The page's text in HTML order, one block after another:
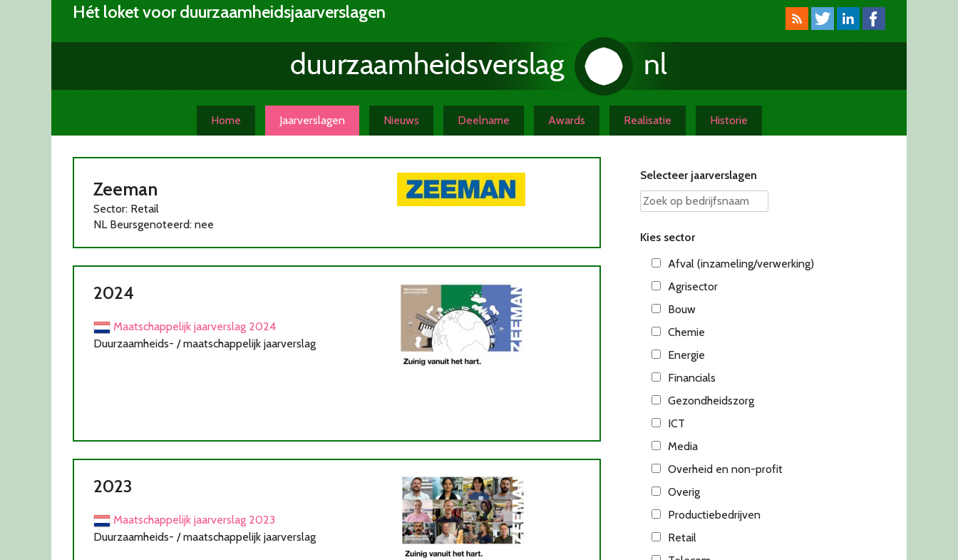
Hét loket voor duurzaamheidsjaarverslagen
Home Jaarverslagen Nieuws Deelname Awards Realisatie Historie
Zeeman
Sector: Retail
NL Beursgenoteerd: nee
2024
Maatschappelijk jaarverslag 2024
Duurzaamheids- / maatschappelijk jaarverslag
2023
Maatschappelijk jaarverslag 2023
Duurzaamheids- / maatschappelijk jaarverslag
Selecteer jaarverslagen
Kies sector
Afval (inzameling/verwerking)
Agrisector
Bouw
Chemie
Energie
Financials
Gezondheidszorg
ICT
Media
Overheid en non-profit
Overig
Productiebedrijven
Retail